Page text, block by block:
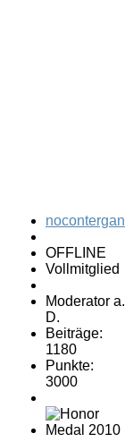
nocontergan
OFFLINE
Vollmitglied
Moderator a.
D.
Beiträge:
1180
Punkte:
3000